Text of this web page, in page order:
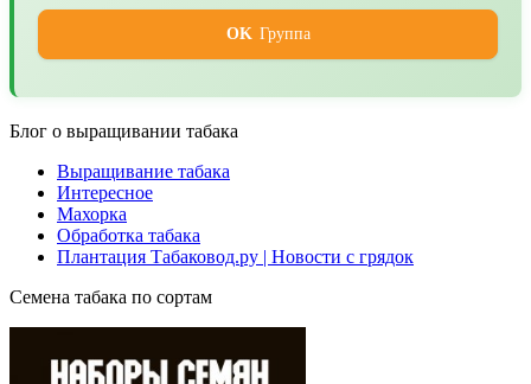
OK Группа
Блог о выращивании табака
Выращивание табака
Интересное
Махорка
Обработка табака
Плантация Табаковод.ру | Новости с грядок
Семена табака по сортам